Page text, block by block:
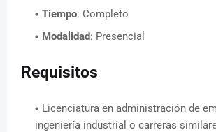
Tiempo: Completo
Modalidad: Presencial
Requisitos
Licenciatura en administración de
ingeniería industrial o carreras